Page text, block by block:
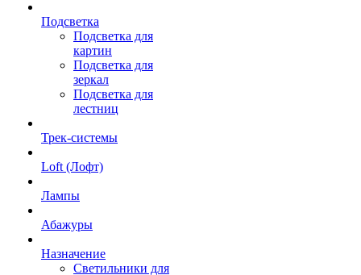
Подсветка
Подсветка для
картин
Подсветка для
зеркал
Подсветка для
лестниц
Трек-системы
Loft (Лофт)
Лампы
Абажуры
Назначение
Светильники для